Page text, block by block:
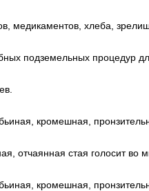
медикаментов, хлеба,
подземельных процедур
кромешная,
отчаянная стая голосит во
кромешная,